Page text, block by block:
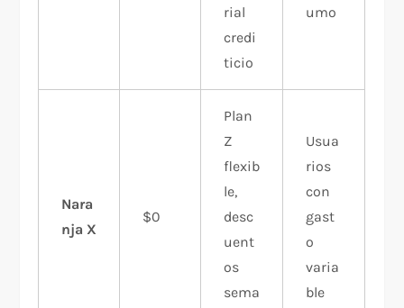
rial
credi
ticio
umo
Nara
nja X
$0
Plan
Z
flexib
le,
desc
uent
os
sema
Usua
rios
con
gast
o
varia
ble